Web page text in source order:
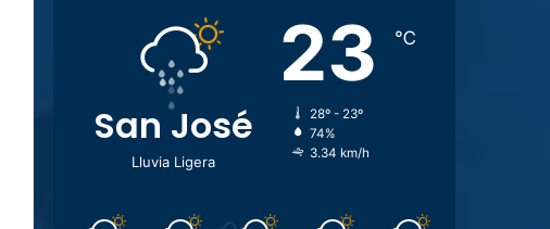
San José
Lluvia Ligera
23 ℃
28º - 23º
74%
3.34 km/h